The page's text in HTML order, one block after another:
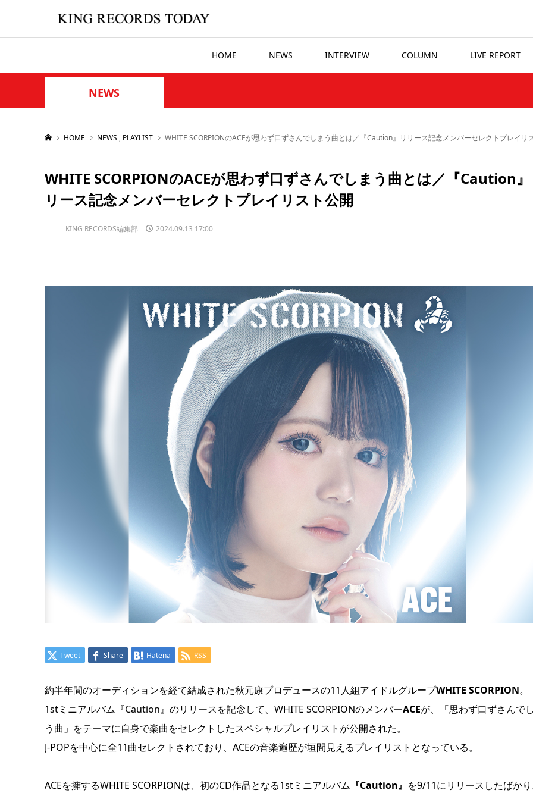
HOME NEWS INTERVIEW COLUMN LIVE REPORT
NEWS
HOME NEWS , PLAYLIST WHITE SCORPIONのACEが思わず口ずさんでしまう曲とは／『Caution』リリース記念メンバーセレクトプレイリ
WHITE SCORPIONのACEが思わず口ずさんでしまう曲とは／『Caution
リース記念メンバーセレクトプレイリスト公開
KING RECORDS編集部 2024.09.13 17:00
Tweet Share Hatena RSS
約半年間のオーディションを経て結成された秋元康プロデュースの11人組アイドルグループWHITE SCORPION。
1stミニアルバム『Caution』のリリースを記念して、WHITE SCORPIONのメンバーACEが、「思わず口ずさんで
う曲」をテーマに自身で楽曲をセレクトしたスペシャルプレイリストが公開された。
J-POPを中心に全11曲セレクトされており、ACEの音楽遍歴が垣間見えるプレイリストとなっている。
ACEを擁するWHITE SCORPIONは、初のCD作品となる1stミニアルバム 『Caution』 を9/11にリリースしたばか